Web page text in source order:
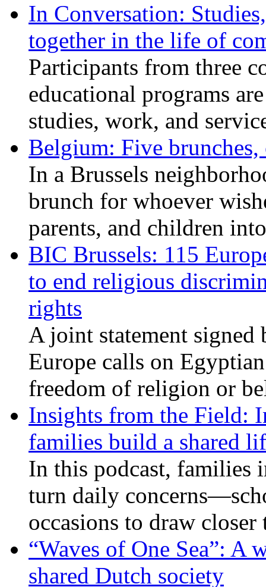
In Conversation:
together in the life of
Participants from three
educational programs
studies, work, and
Belgium: Five
In a Brussels
brunch for whoever
parents, and children
BIC Brussels: 115
to end religious
rights
A joint statement signed
Europe calls on
freedom of religion or
Insights from the Field:
families build a shared
In this podcast, families
turn daily
occasions to draw
“Waves of One Sea”:
shared Dutch society